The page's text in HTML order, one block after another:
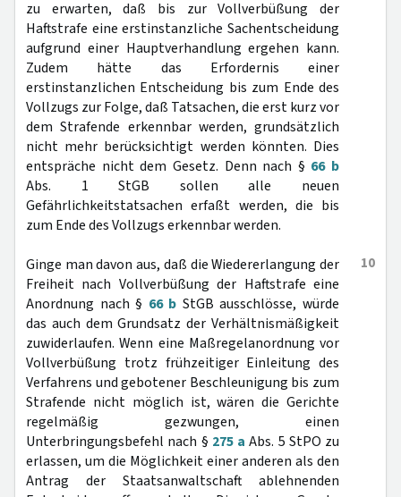
zu erwarten, daß bis zur Vollverbüßung der
Haftstrafe eine erstinstanzliche Sachentscheidung
aufgrund einer Hauptverhandlung ergehen kann.
Zudem hätte das Erfordernis einer
erstinstanzlichen Entscheidung bis zum Ende des
Vollzugs zur Folge, daß Tatsachen, die erst kurz vor
dem Strafende erkennbar werden, grundsätzlich
nicht mehr berücksichtigt werden könnten. Dies
entspräche nicht dem Gesetz. Denn nach § 66 b
Abs. 1 StGB sollen alle neuen
Gefährlichkeitstatsachen erfaßt werden, die bis
zum Ende des Vollzugs erkennbar werden.
10
Ginge man davon aus, daß die Wiedererlangung der
Freiheit nach Vollverbüßung der Haftstrafe eine
Anordnung nach § 66 b StGB ausschlösse, würde
das auch dem Grundsatz der Verhältnismäßigkeit
zuwiderlaufen. Wenn eine Maßregelanordnung vor
Vollverbüßung trotz frühzeitiger Einleitung des
Verfahrens und gebotener Beschleunigung bis zum
Strafende nicht möglich ist, wären die Gerichte
regelmäßig gezwungen, einen
Unterbringungsbefehl nach § 275 a Abs. 5 StPO zu
erlassen, um die Möglichkeit einer anderen als den
Antrag der Staatsanwaltschaft ablehnenden